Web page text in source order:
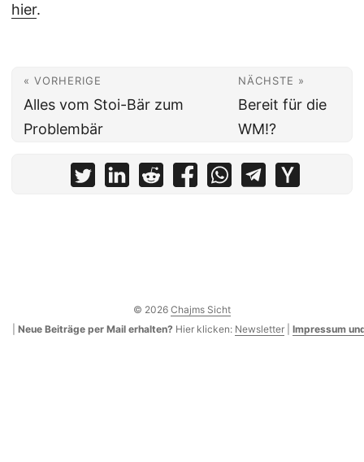
hier.
« VORHERIGE
Alles vom Stoi-Bär zum
Problembär
NÄCHSTE »
Bereit für die
WM!?
© 2026 Chajms Sicht
Neue Beiträge per Mail erhalten? Hier klicken: Newsletter Impressum